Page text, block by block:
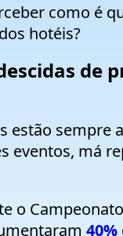
como é
hotéis?
de
estão sempre
eventos, má
o
40%